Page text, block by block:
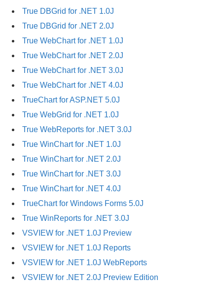
True DBGrid for .NET 1.0J
True DBGrid for .NET 2.0J
True WebChart for .NET 1.0J
True WebChart for .NET 2.0J
True WebChart for .NET 3.0J
True WebChart for .NET 4.0J
TrueChart for ASP.NET 5.0J
True WebGrid for .NET 1.0J
True WebReports for .NET 3.0J
True WinChart for .NET 1.0J
True WinChart for .NET 2.0J
True WinChart for .NET 3.0J
True WinChart for .NET 4.0J
TrueChart for Windows Forms 5.0J
True WinReports for .NET 3.0J
VSVIEW for .NET 1.0J Preview
VSVIEW for .NET 1.0J Reports
VSVIEW for .NET 1.0J WebReports
VSVIEW for .NET 2.0J Preview Edition